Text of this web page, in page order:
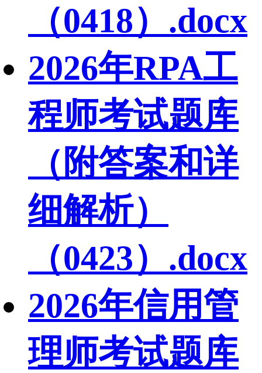
（0418）.docx
2026年RPA工
程师考试题库
（附答案和详
细解析）
（0423）.docx
2026年信用管
理师考试题库